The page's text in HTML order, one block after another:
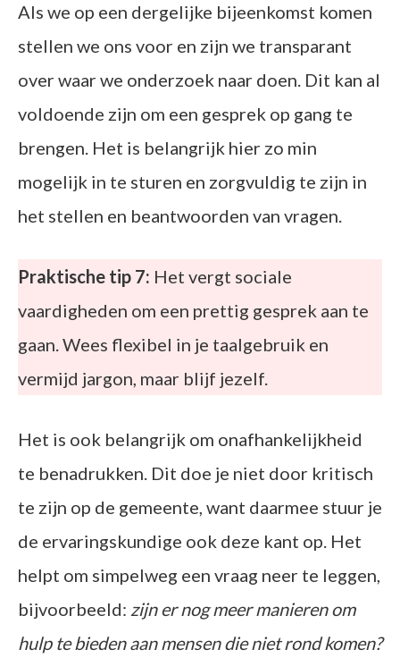
Als we op een dergelijke bijeenkomst komen
stellen we ons voor en zijn we transparant
over waar we onderzoek naar doen. Dit kan al
voldoende zijn om een gesprek op gang te
brengen. Het is belangrijk hier zo min
mogelijk in te sturen en zorgvuldig te zijn in
het stellen en beantwoorden van vragen.
Praktische tip 7: Het vergt sociale
vaardigheden om een prettig gesprek aan te
gaan. Wees flexibel in je taalgebruik en
vermijd jargon, maar blijf jezelf.
Het is ook belangrijk om onafhankelijkheid
te benadrukken. Dit doe je niet door kritisch
te zijn op de gemeente, want daarmee stuur je
de ervaringskundige ook deze kant op. Het
helpt om simpelweg een vraag neer te leggen,
bijvoorbeeld: zijn er nog meer manieren om
hulp te bieden aan mensen die niet rond komen?